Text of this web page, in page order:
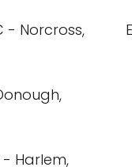
- Norcross,
Harlem,